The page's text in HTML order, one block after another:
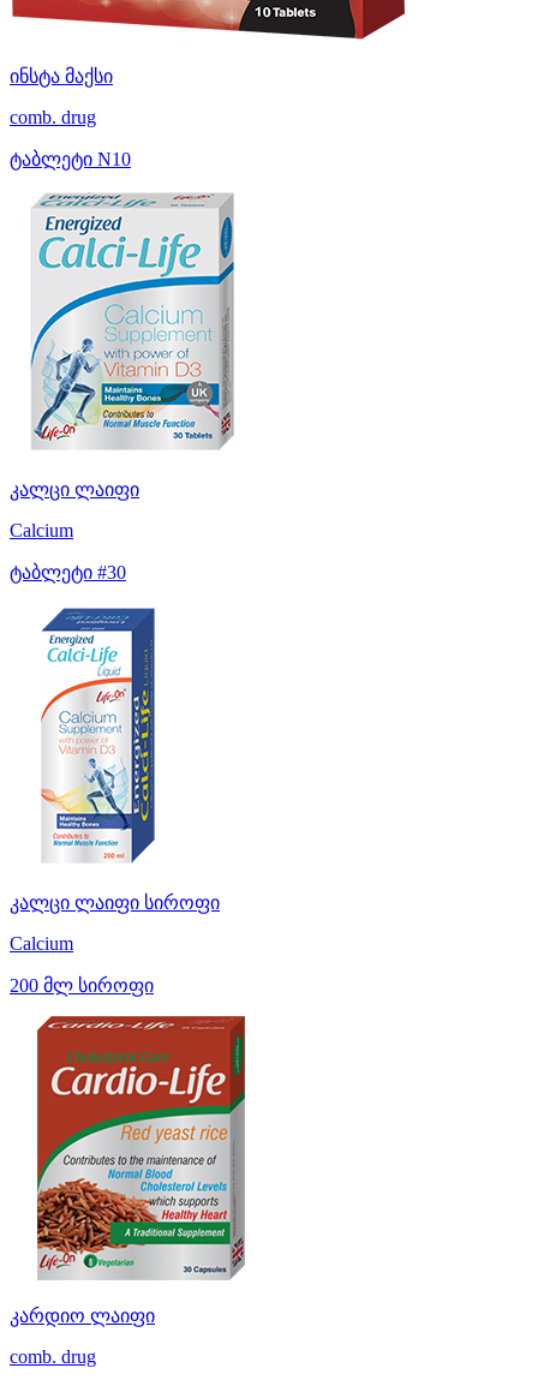
ინსტა მაქსი
comb. drug
ტაბლეტი N10
კალცი ლაიფი
Calcium
ტაბლეტი #30
კალცი ლაიფი სიროფი
Calcium
200 მლ სიროფი
კარდიო ლაიფი
comb. drug